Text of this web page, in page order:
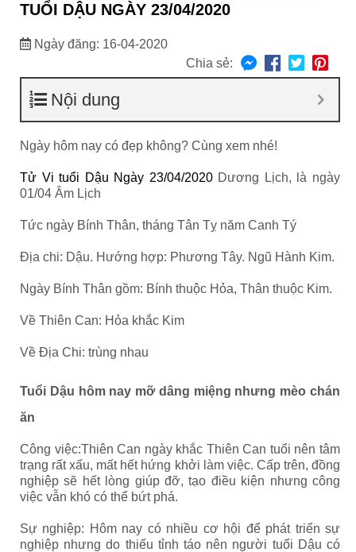
TUỔI DẬU NGÀY 23/04/2020
Ngày đăng: 16-04-2020
Chia sẻ:
Nội dung
Ngày hôm nay có đẹp không? Cùng xem nhé!
Tử Vi tuổi Dậu Ngày 23/04/2020Dương Lịch, là ngày
01/04 Âm Lịch
Tức ngày Bính Thân, tháng Tân Tỵ năm Canh Tý
Địa chi: Dậu. Hướng hợp: Phương Tây. Ngũ Hành Kim.
Ngày Bính Thân gồm: Bính thuộc Hỏa, Thân thuộc Kim.
Về Thiên Can: Hỏa khắc Kim
Về Địa Chi: trùng nhau
Tuổi Dậu hôm nay mỡ dâng miệng nhưng mèo chán
ăn
Công việc:Thiên Can ngày khắc Thiên Can tuổi nên tâm
trạng rất xấu, mất hết hứng khởi làm việc. Cấp trên, đồng
nghiệp sẽ hết lòng giúp đỡ, tạo điều kiện nhưng công
việc vẫn khó có thể bứt phá.
Sự nghiệp: Hôm nay có nhiều cơ hội để phát triển sự
nghiệp nhưng do thiếu tỉnh táo nên người tuổi Dậu có